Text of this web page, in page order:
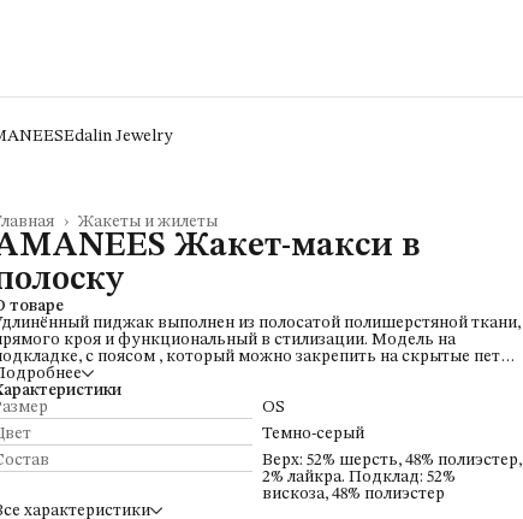
Edalin Jewelry
Жакеты и жилеты
›
Жакет-макси в
товаре
пиджак выполнен из полосатой полишерстяной ткани,
кроя и функциональный в стилизации. Модель на
с поясом , который можно закрепить на скрытые петли
пуговицы. Застёжка на пуговицы. Пиджак сочетается с
брюками , атласной юбкой в красном цвете и
OS
Темно-серый
Верх: 52% шерсть, 48% полиэстер,
2% лайкра. Подклад: 52%
вискоза, 48% полиэстер
характеристики